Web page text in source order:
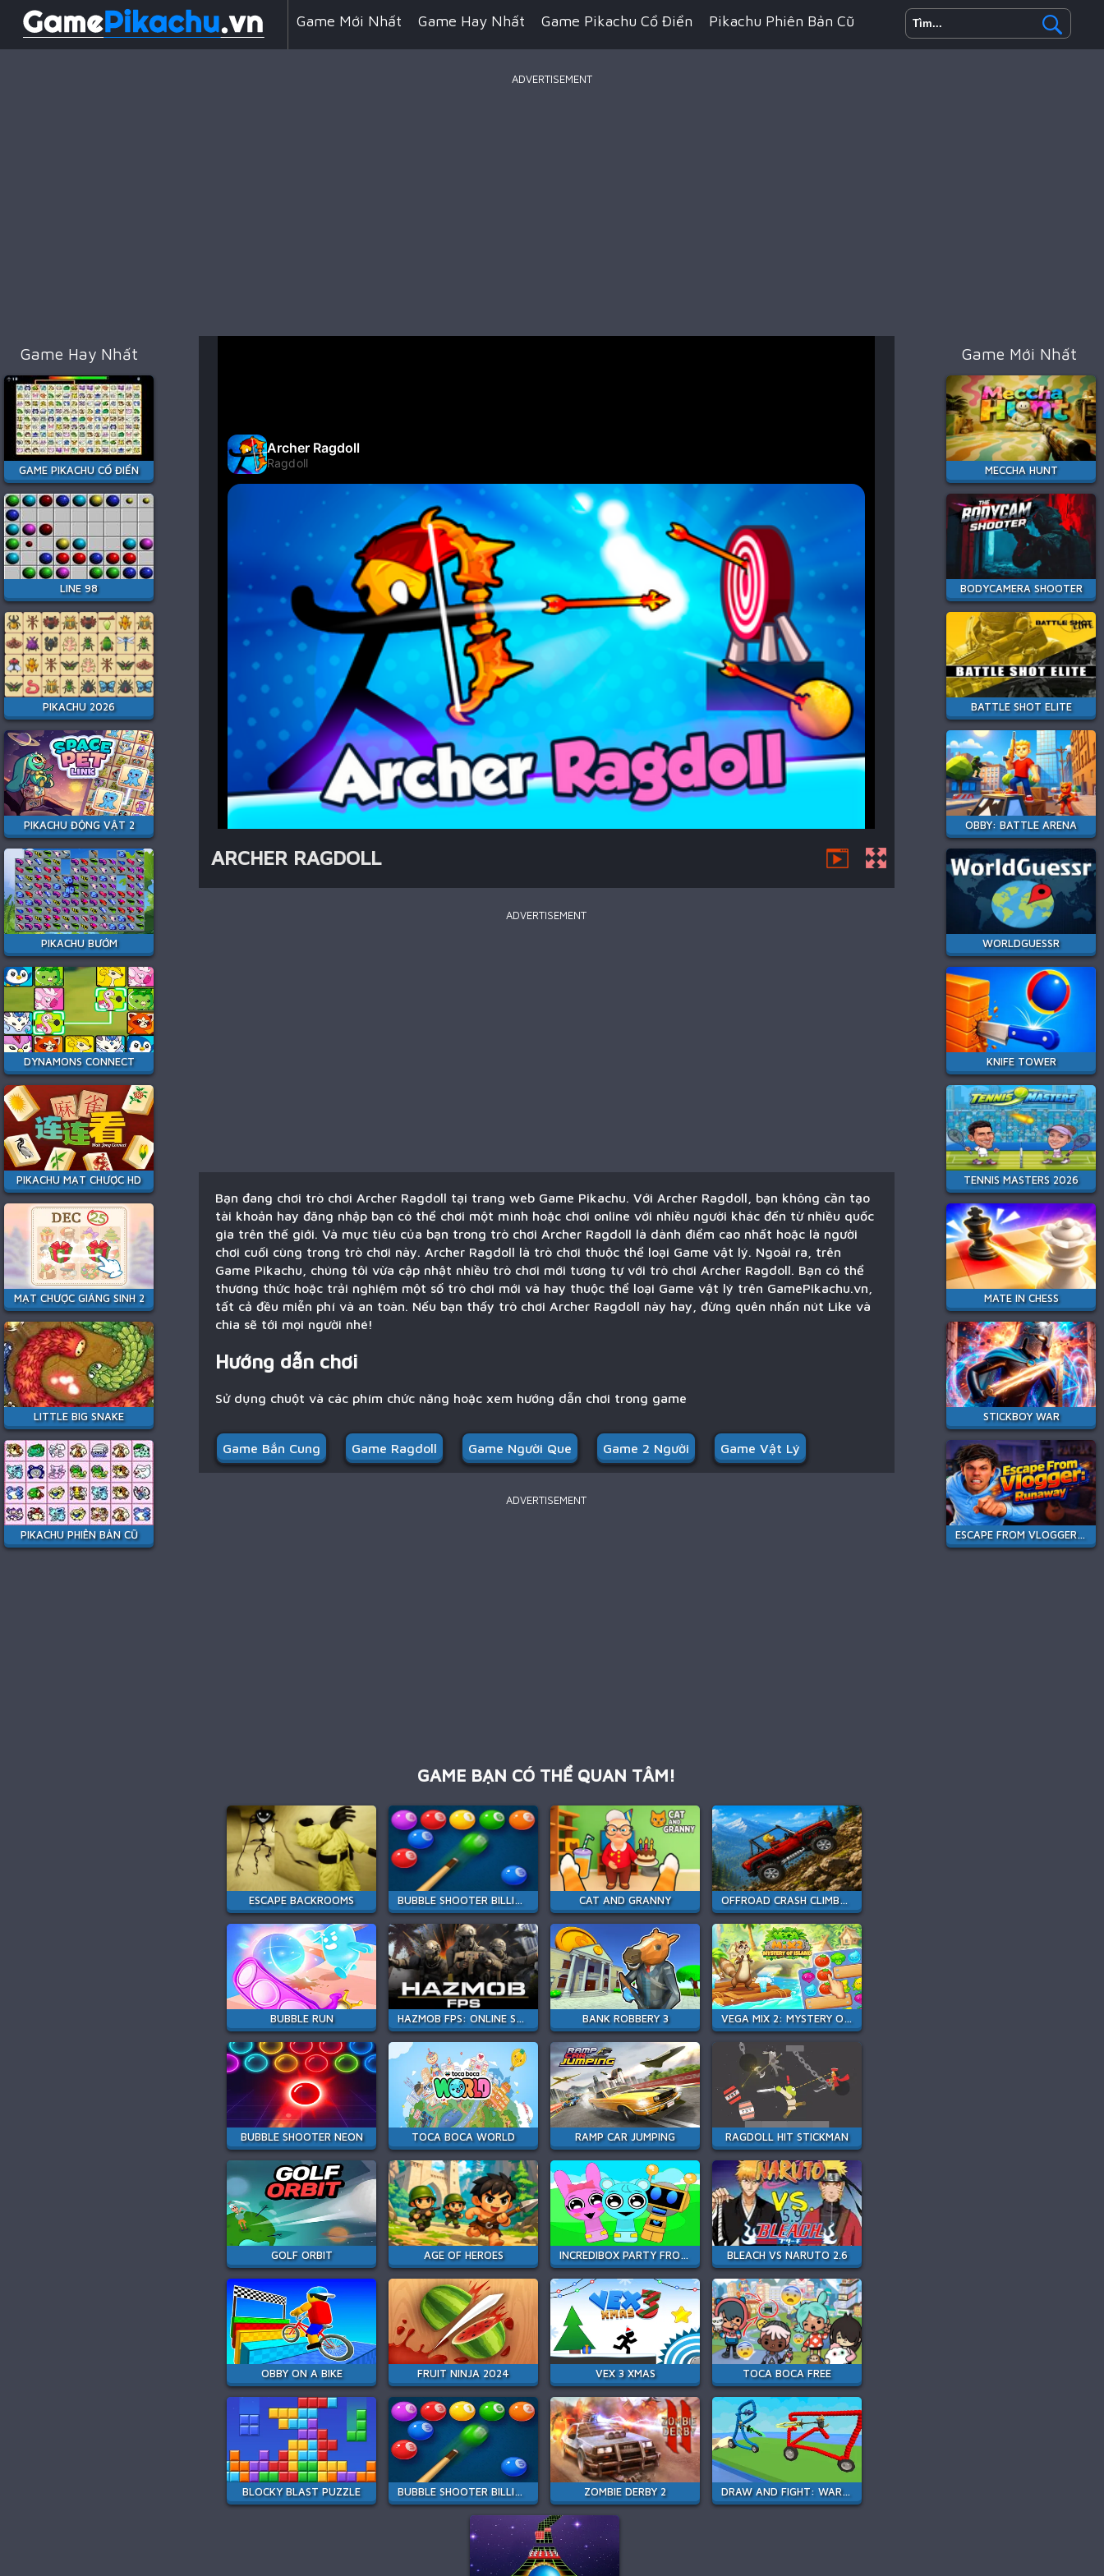
Game Mới Nhất Game Hay Nhất Game Pikachu Cổ Điển Pikachu Phiên Bản Cũ
ADVERTISEMENT
Game Hay Nhất
GAME PIKACHU CỔ ĐIỂN
LINE 98
PIKACHU 2026
PIKACHU ĐỘNG VẬT 2
PIKACHU BƯỚM
DYNAMONS CONNECT
PIKACHU MẠT CHƯỢC HD
MẠT CHƯỢC GIÁNG SINH 2
LITTLE BIG SNAKE
PIKACHU PHIÊN BẢN CŨ
ARCHER RAGDOLL
ADVERTISEMENT
Bạn đang chơi trò chơi Archer Ragdoll tại trang web Game Pikachu. Với Archer Ragdoll, bạn không cần tạo
tài khoản hay đăng nhập bạn có thể chơi một mình hoặc chơi online với nhiều người khác đến từ nhiều quốc
gia trên thế giới. Và mục tiêu của bạn trong trò chơi Archer Ragdoll là dành điểm cao nhất hoặc là người
chơi cuối cùng trong trò chơi này. Archer Ragdoll là trò chơi thuộc thể loại Game vật lý. Ngoài ra, trên
Game Pikachu, chúng tôi vừa cập nhật nhiều trò chơi mới tương tự với trò chơi Archer Ragdoll. Bạn có thể
thương thức hoặc trải nghiệm một số trò chơi mới và hay thuộc thể loại Game vật lý trên GamePikachu.vn,
tất cả đều miễn phí và an toàn. Nếu bạn thấy trò chơi Archer Ragdoll này hay, đừng quên nhấn nút Like và
chia sẽ tới mọi người nhé!
Hướng dẫn chơi
Sử dụng chuột và các phím chức năng hoặc xem hướng dẫn chơi trong game
Game Bắn Cung Game Ragdoll Game Người Que Game 2 Người Game Vật Lý
ADVERTISEMENT
GAME BẠN CÓ THỂ QUAN TÂM!
ESCAPE BACKROOMS BUBBLE SHOOTER BILLIARDS & POOL CAT AND GRANNY OFFROAD CRASH CLIMBER 4X4
BUBBLE RUN HAZMOB FPS: ONLINE SHOOTER BANK ROBBERY 3 VEGA MIX 2: MYSTERY OF ISLAND
BUBBLE SHOOTER NEON TOCA BOCA WORLD RAMP CAR JUMPING RAGDOLL HIT STICKMAN
GOLF ORBIT AGE OF HEROES INCREDIBOX PARTY FROZEN SPRUNKI BEAT BLEACH VS NARUTO 2.6
OBBY ON A BIKE FRUIT NINJA 2024 VEX 3 XMAS TOCA BOCA FREE
BLOCKY BLAST PUZZLE BUBBLE SHOOTER BILLIARD POOL ZOMBIE DERBY 2 DRAW AND FIGHT: WAR MACHINES
Game Mới Nhất
MECCHA HUNT
BODYCAMERA SHOOTER
BATTLE SHOT ELITE
OBBY: BATTLE ARENA
WORLDGUESSR
KNIFE TOWER
TENNIS MASTERS 2026
MATE IN CHESS
STICKBOY WAR
ESCAPE FROM VLOGGER: RUNAWAY